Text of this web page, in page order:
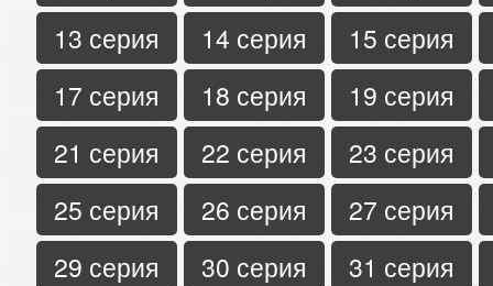
13 серия
14 серия
15 серия
17 серия
18 серия
19 серия
21 серия
22 серия
23 серия
25 серия
26 серия
27 серия
29 серия
30 серия
31 серия